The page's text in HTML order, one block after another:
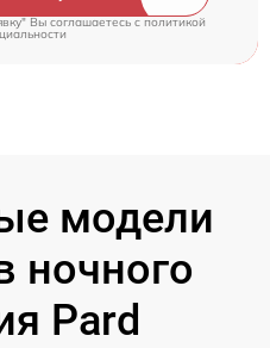
Вы соглашаетесь c политикой
модели
ночного
Pard